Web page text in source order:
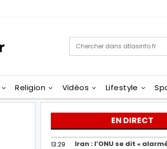
Religion Vidéos Lifestyle
EN DIRECT
13:29
Iran : l’ONU se dit «